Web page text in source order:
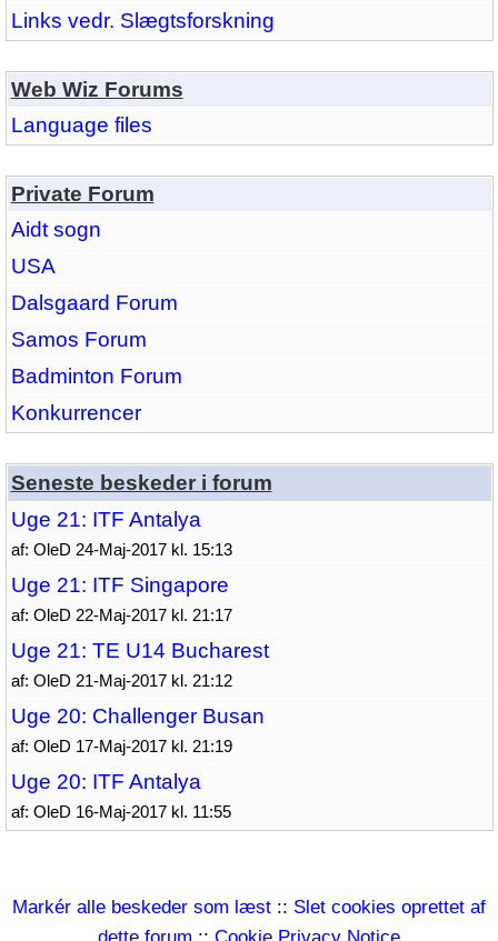
Links vedr. Slægtsforskning
Web Wiz Forums
Language files
Private Forum
Aidt sogn
USA
Dalsgaard Forum
Samos Forum
Badminton Forum
Konkurrencer
Seneste beskeder i forum
Uge 21: ITF Antalya
af: OleD 24-Maj-2017 kl. 15:13
Uge 21: ITF Singapore
af: OleD 22-Maj-2017 kl. 21:17
Uge 21: TE U14 Bucharest
af: OleD 21-Maj-2017 kl. 21:12
Uge 20: Challenger Busan
af: OleD 17-Maj-2017 kl. 21:19
Uge 20: ITF Antalya
af: OleD 16-Maj-2017 kl. 11:55
Markér alle beskeder som læst :: Slet cookies oprettet af